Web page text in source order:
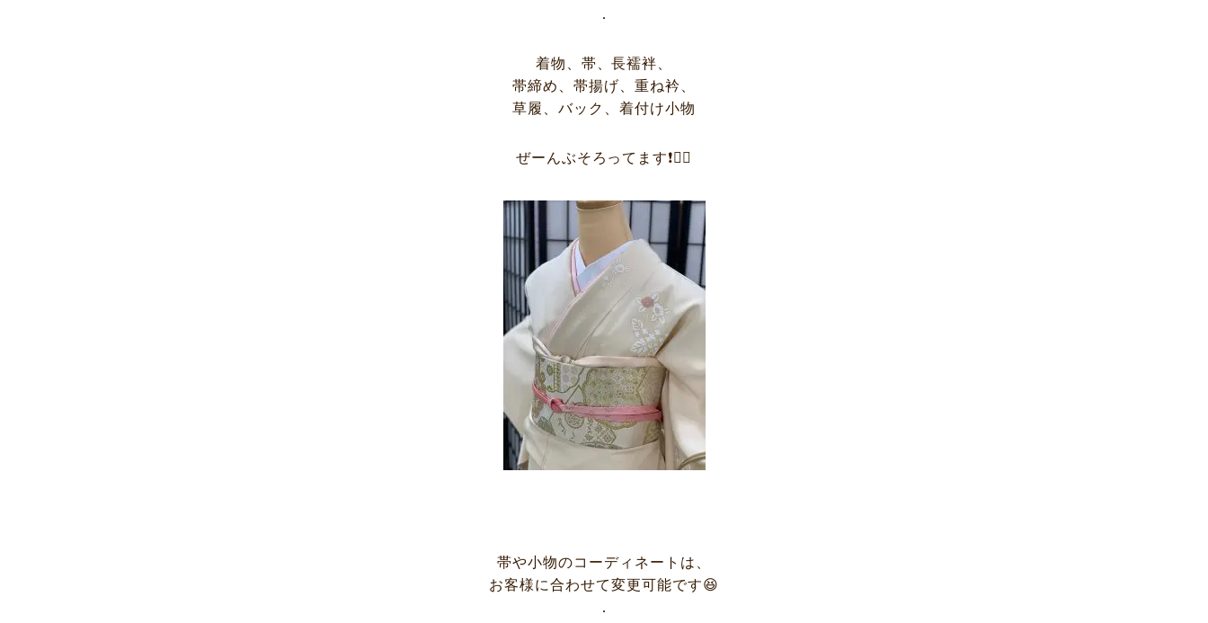
お客様相談室
．
着物、帯、長襦袢、
帯締め、帯揚げ、重ね衿、
草履、バック、着付け小物
ぜーんぶそろってます❗️🙆‍♀️
帯や小物のコーディネートは、
お客様に合わせて変更可能です😆
．